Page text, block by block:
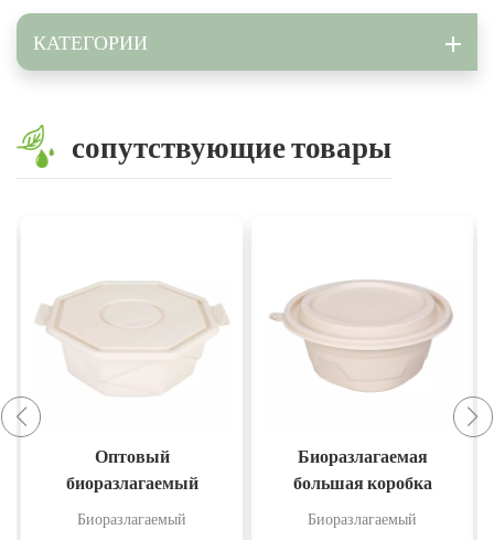
КАТЕГОРИИ
сопутствующие товары
Биоразлагаемая
большая коробка
для завтрака из
Биоразлагаемый
Одноразовые
биоразлагаемые
круглые коробки для
Биоразлагаемый